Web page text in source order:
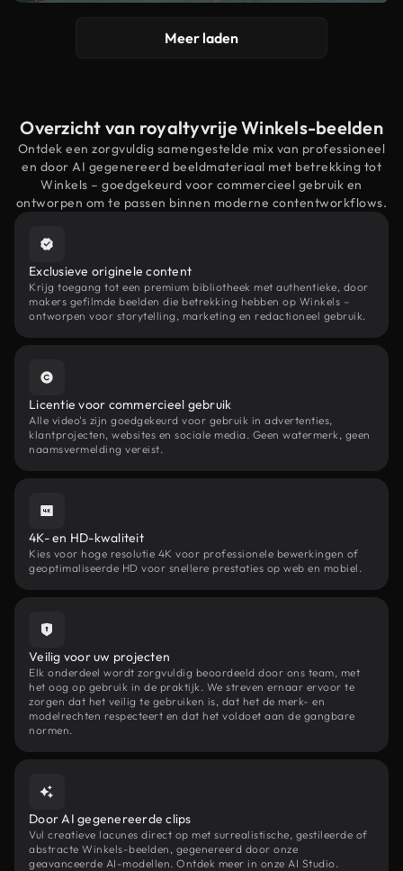
Meer laden
Overzicht van royaltyvrije Winkels-beelden
Ontdek een zorgvuldig samengestelde mix van professioneel
en door AI gegenereerd beeldmateriaal met betrekking tot
Winkels – goedgekeurd voor commercieel gebruik en
ontworpen om te passen binnen moderne contentworkflows.
Exclusieve originele content
Krijg toegang tot een premium bibliotheek met authentieke, door
makers gefilmde beelden die betrekking hebben op Winkels –
ontworpen voor storytelling, marketing en redactioneel gebruik.
Licentie voor commercieel gebruik
Alle video's zijn goedgekeurd voor gebruik in advertenties,
klantprojecten, websites en sociale media. Geen watermerk, geen
naamsvermelding vereist.
4K- en HD-kwaliteit
Kies voor hoge resolutie 4K voor professionele bewerkingen of
geoptimaliseerde HD voor snellere prestaties op web en mobiel.
Veilig voor uw projecten
Elk onderdeel wordt zorgvuldig beoordeeld door ons team, met
het oog op gebruik in de praktijk. We streven ernaar ervoor te
zorgen dat het veilig te gebruiken is, dat het de merk- en
modelrechten respecteert en dat het voldoet aan de gangbare
normen.
Door AI gegenereerde clips
Vul creatieve lacunes direct op met surrealistische, gestileerde of
abstracte Winkels-beelden, gegenereerd door onze
geavanceerde AI-modellen. Ontdek meer in onze AI Studio.